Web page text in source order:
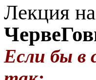
Лекция
Если бы в